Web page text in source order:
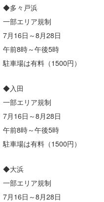
◆多々戸浜
一部エリア規制
7月16日～8月28日
午前8時～午後5時
駐車場は有料（1500円）
◆入田
一部エリア規制
7月16日～8月28日
午前8時～午後5時
駐車場は有料（1500円）
◆大浜
一部エリア規制
7月16日～8月28日